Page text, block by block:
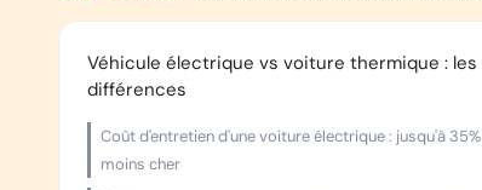
Véhicule électrique vs voiture thermique : les
différences
Coût d'entretien d'une voiture électrique : jusqu'à 35%
moins cher